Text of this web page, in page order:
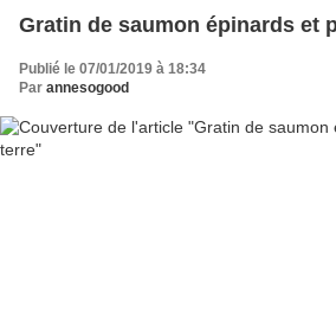
Gratin de saumon épinards et
Publié le 07/01/2019 à 18:34
Par annesogood